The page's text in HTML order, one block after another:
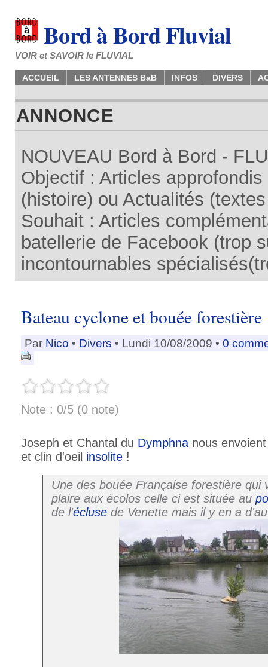
Bord à Bord Fluvial
VOIR et SAVOIR le FLUVIAL
ACCUEIL LES ANTENNES BaB INFOS DIVERS
ANNONCE
NOUVEAU Bord à Bord -
Objectif : Articles
(histoire) ou Actualités
Souhait : Articles
batellerie de Facebook (trop
incontournables
Bateau cyclone et bouée forestière
Par Nico • Divers • Lundi 10/08/2009 • 0
Note : 0/5 (0 note)
Joseph et Chantal du Dymphna nous
et clin d'oeil insolite !
Une des bouée Française forestière qui
plaire aux écolos celle ci est située au
de l'écluse de Venette mais il y en a